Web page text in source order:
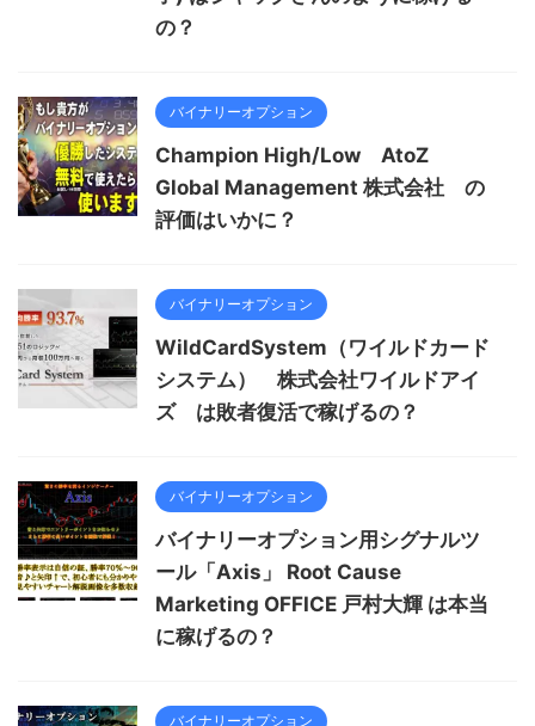
の？
バイナリーオプション
Champion High/Low AtoZ
Global Management 株式会社 の
評価はいかに？
バイナリーオプション
WildCardSystem（ワイルドカード
システム） 株式会社ワイルドアイ
ズ は敗者復活で稼げるの？
バイナリーオプション
バイナリーオプション用シグナルツ
ール「Axis」 Root Cause
Marketing OFFICE 戸村大輝 は本当
に稼げるの？
バイナリーオプション